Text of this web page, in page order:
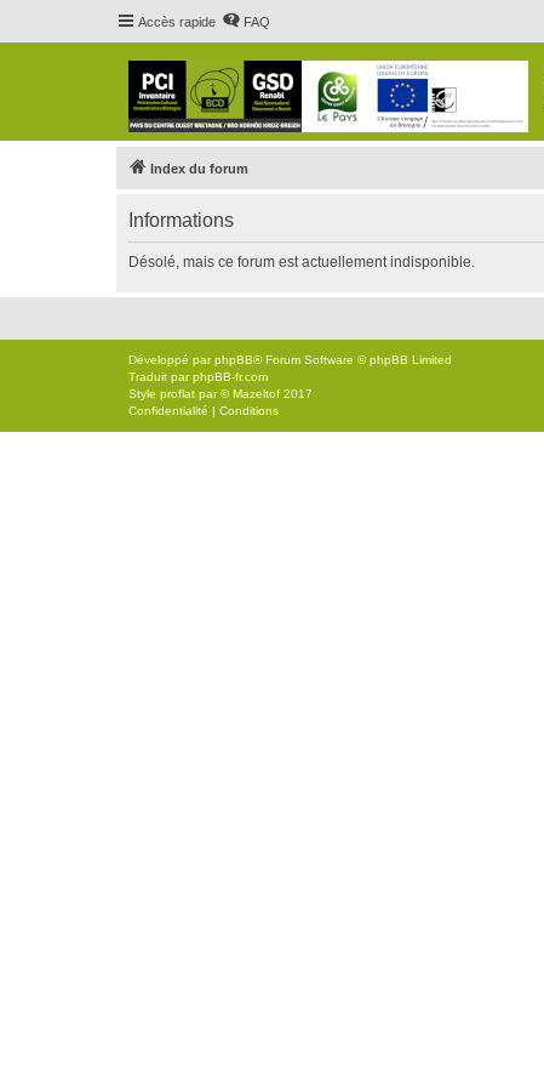
Accès rapide FAQ
Index du forum
Informations
Désolé, mais ce forum est actuellement indisponible.
Développé parphpBB® Forum Software © phpBB Limited
Traduit parphpBB-fr.com
Style proflat par ©Mazeltof 2017
Confidentialité | Conditions